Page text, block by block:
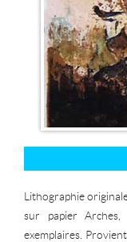
Lithographie
sur papier
exemplaires.